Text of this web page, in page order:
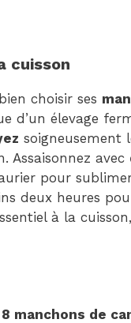
cuisson
choisir ses
d’un élevage
soigneusement
Assaisonnez avec
pour sublimer
deux heures
à la
8 manchons de